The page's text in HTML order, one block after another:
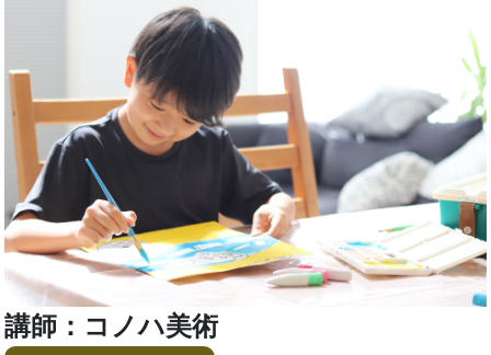
講師：コノハ美術